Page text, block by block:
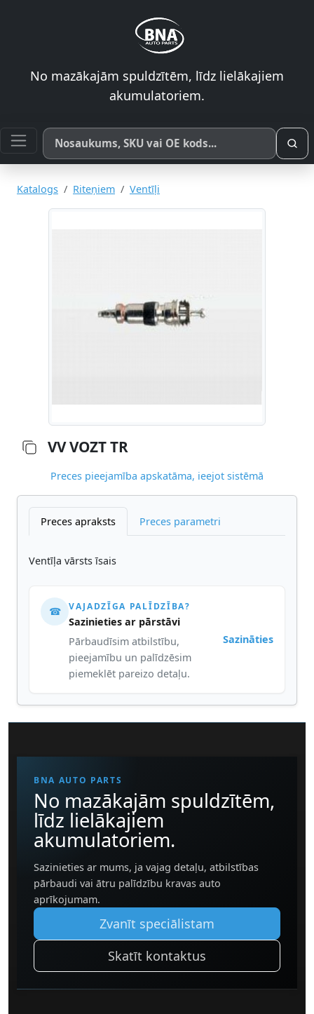
No mazākajām spuldzītēm, līdz lielākajiem
akumulatoriem.
Meklēt pēc produkta nosaukuma, SKU vai OE koda
Katalogs Riteņiem Ventīļi
VV VOZT TR
Preces pieejamība apskatāma, ieejot sistēmā
Preces apraksts Preces parametri
Ventīļa vārsts īsais
☎ VAJADZĪGA PALĪDZĪBA?
Sazinieties ar pārstāvi
Pārbaudīsim atbilstību,
pieejamību un palīdzēsim
piemeklēt pareizo detaļu.
Sazināties
BNA AUTO PARTS
No mazākajām spuldzītēm,
līdz lielākajiem
akumulatoriem.
Sazinieties ar mums, ja vajag detaļu, atbilstības
pārbaudi vai ātru palīdzību kravas auto
aprīkojumam.
Zvanīt speciālistam
Skatīt kontaktus